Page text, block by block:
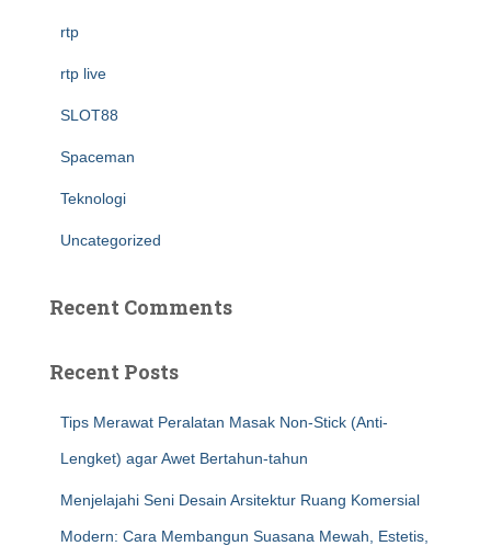
rtp
rtp live
SLOT88
Spaceman
Teknologi
Uncategorized
Recent Comments
Recent Posts
Tips Merawat Peralatan Masak Non-Stick (Anti-
Lengket) agar Awet Bertahun-tahun
Menjelajahi Seni Desain Arsitektur Ruang Komersial
Modern: Cara Membangun Suasana Mewah, Estetis,